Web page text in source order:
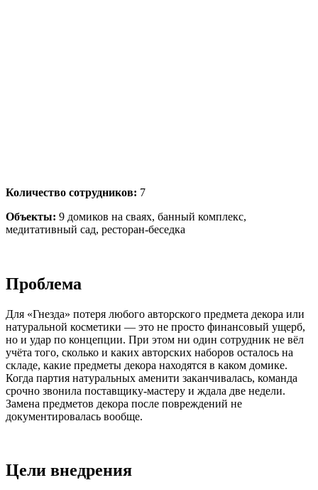
Количество сотрудников: 7
Объекты: 9 домиков на сваях, банный комплекс,
медитативный сад, ресторан-беседка
Проблема
Для «Гнезда» потеря любого авторского предмета декора или
натуральной косметики — это не просто финансовый ущерб,
но и удар по концепции. При этом ни один сотрудник не вёл
учёта того, сколько и каких авторских наборов осталось на
складе, какие предметы декора находятся в каком домике.
Когда партия натуральных аменити заканчивалась, команда
срочно звонила поставщику-мастеру и ждала две недели.
Замена предметов декора после повреждений не
документировалась вообще.
Цели внедрения